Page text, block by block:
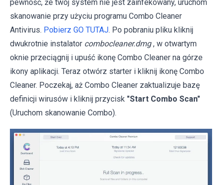
pewność, że twój system nie jest zainfekowany, uruchom
skanowanie przy użyciu programu Combo Cleaner
Antivirus. Pobierz GO TUTAJ. Po pobraniu pliku kliknij
dwukrotnie instalator combocleaner.dmg , w otwartym
oknie przeciągnij i upuść ikonę Combo Cleaner na górze
ikony aplikacji. Teraz otwórz starter i kliknij ikonę Combo
Cleaner. Poczekaj, aż Combo Cleaner zaktualizuje bazę
definicji wirusów i kliknij przycisk "Start Combo Scan"
(Uruchom skanowanie Combo).